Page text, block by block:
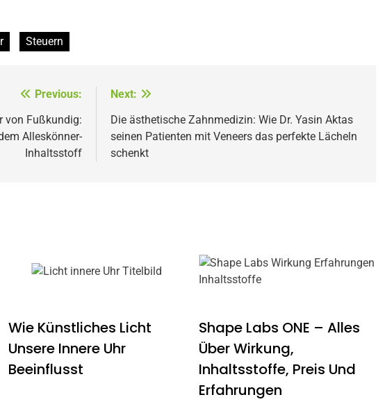
Steuern
Previous:
von Fußkundig:
Alleskönner-
Inhaltsstoff
Next:
Die ästhetische Zahnmedizin: Wie Dr. Yasin Aktas
seinen Patienten mit Veneers das perfekte Lächeln
schenkt
Wie Künstliches Licht
Unsere Innere Uhr
Beeinflusst
Shape Labs ONE – Alles
Über Wirkung,
Inhaltsstoffe, Preis Und
Erfahrungen